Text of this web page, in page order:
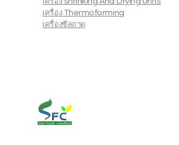
เครื่อง Thermoforming
เครื่องซีลถาด